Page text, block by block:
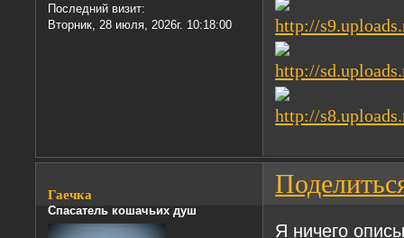
Последний визит:
Вторник, 28 июля, 2026г. 10:18:00
Гаечка
Спасатель кошачьих душ
Я ничего